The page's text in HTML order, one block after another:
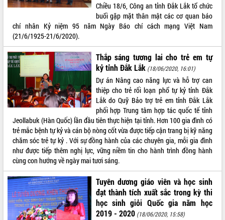
Gặp mặt các cơ quan báo chí nhân Kỷ
mạng Việt Nam
Đắk Lắk sơ kết 4 năm triển khai thực
hiện Đề án 06 của Chính phủ
Họp báo thông tin về Hội nghị Công bố
Quy hoạch và Xúc tiến đầu tư tỉnh Đắk
Lắk
Khơi thông điểm nghẽn, đẩy nhanh
giải ngân vốn khắc phục thiên tai
HĐND tỉnh thông qua điều chỉnh Quy
hoạch tỉnh thời kỳ 2021-2030
Hội thảo góp ý hồ sơ điều chỉnh quy
hoạch tỉnh Đắk Lắk thời kỳ 2021-2030,
tầm nhìn đến năm 2050
Nâng cao hiệu quả hoạt động của các
doanh nghiệp nhà nước
Hội nghị triển khai kết nối mạng
truyền số liệu chuyên dùng phục vụ cơ
quan Đảng, Nhà nước
Chiều 18/6, Công an tỉnh Đắk Lắk tổ chức
buổi gặp mặt thân mật các cơ quan báo
chí nhân Kỷ niệm 95 năm Ngày Báo chí cách mạng Việt Nam
(21/6/1925-21/6/2020).
Thắp sáng tương lai cho trẻ em tự
kỷ tỉnh Đắk Lắk (18/06/2020, 16:01)
Dự án Nâng cao năng lực và hỗ trợ can
thiệp cho trẻ rối loạn phổ tự kỷ tỉnh Đắk
Lắk do Quỹ Bảo trợ trẻ em tỉnh Đắk Lắk
phối hợp Trung tâm hợp tác quốc tế tỉnh
Jeollabuk (Hàn Quốc) lần đầu tiên thực hiện tại tỉnh. Hơn 100 gia đình có
trẻ mắc bệnh tự kỷ và cán bộ nòng cốt vừa được tiếp cận trang bị kỹ năng
chăm sóc trẻ tự kỷ . Với sự đồng hành của các chuyên gia, mỗi gia đình
như được tiếp thêm nghị lực, vững niềm tin cho hành trình đồng hành
cùng con hướng về ngày mai tươi sáng.
Tuyên dương giáo viên và học sinh
đạt thành tích xuất sắc trong kỳ thi
học sinh giỏi Quốc gia năm học
2019 - 2020 (18/06/2020, 15:58)